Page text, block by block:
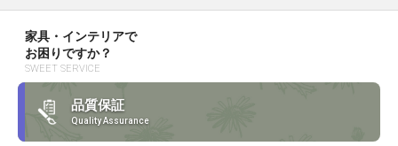
家具・インテリアで
お困りですか？
SWEET SERVICE
品質保証
Quality Assurance